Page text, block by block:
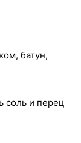
батун,
соль и перец